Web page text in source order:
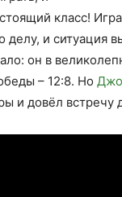
класс!
делу, и ситуация
он в
– 12:8. Но
и довёл